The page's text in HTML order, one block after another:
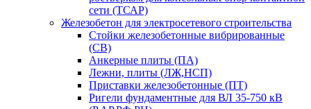
сети (ТСАР)
Железобетон для электросетевого строительства
Стойки железобетонные вибрированные
(СВ)
Анкерные плиты (ПА)
Лежни, плиты (ЛЖ,НСП)
Приставки железобетонные (ПТ)
Ригели фундаментные для ВЛ 35-750 кВ